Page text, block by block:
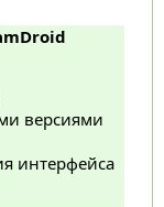
версиями
интерфейса